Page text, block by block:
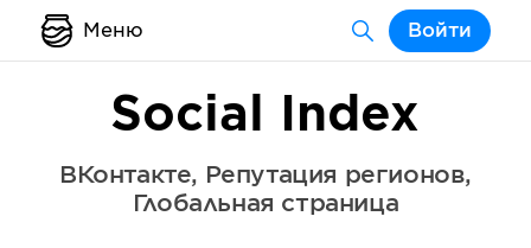
Меню Войти
Social Index
ВКонтакте, Репутация регионов,
Глобальная страница